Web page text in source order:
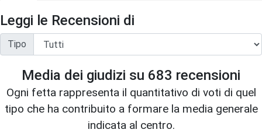
Leggi le Recensioni di
Tipo
Media dei giudizi su 683 recensioni
Ogni fetta rappresenta il quantitativo di voti di quel
tipo che ha contribuito a formare la media generale
indicata al centro.